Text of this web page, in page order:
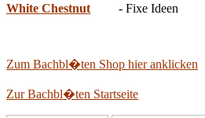
White Chestnut
- Fixe Ideen
Zum Bachbl�ten Shop hier anklicken
Zur Bachbl�ten Startseite